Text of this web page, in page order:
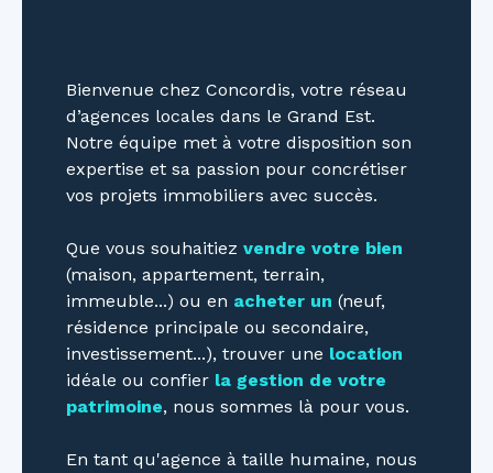
Bienvenue chez Concordis, votre réseau
d’agences locales dans le Grand Est.
Notre équipe met à votre disposition son
expertise et sa passion pour concrétiser
vos projets immobiliers avec succès.
Que vous souhaitiez vendre votre bien
(maison, appartement, terrain,
immeuble...) ou en acheter un (neuf,
résidence principale ou secondaire,
investissement...), trouver une location
idéale ou confier la gestion de votre
patrimoine, nous sommes là pour vous.
En tant qu'agence à taille humaine, nous